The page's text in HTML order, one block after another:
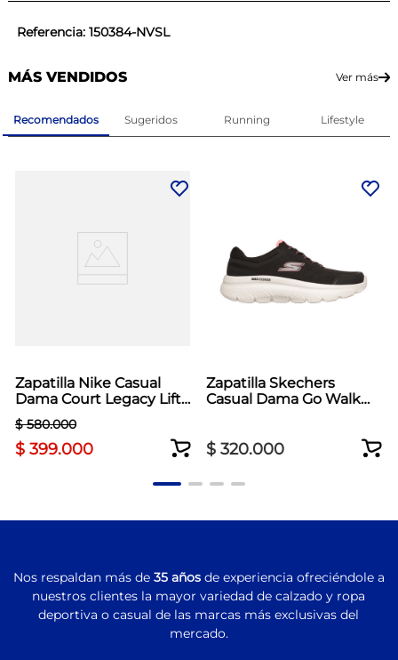
Referencia: 150384-NVSL
MÁS VENDIDOS Ver más
Recomendados Sugeridos Running Lifestyle
Zapatilla Nike Casual
Dama Court Legacy Lift
Blanco
$ 580.000
$ 399.000
Zapatilla Skechers
Casual Dama Go Walk
$ 320.000
Nos respaldan más de 35 añosde experiencia ofreciéndole a
nuestros clientes la mayor variedad de calzado y ropa
deportiva o casual de las marcas más exclusivas del
mercado.